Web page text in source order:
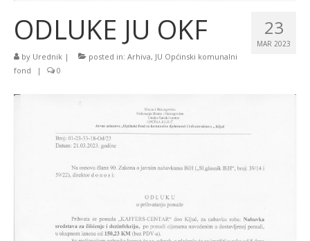
23
MAR 2023
ODLUKE JU OKF
by Urednik | posted in: Arhiva, JU Općinski komunalni
fond
| 0